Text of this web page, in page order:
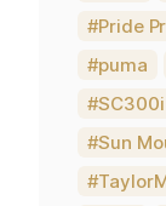
Pride
puma
SC300i
Sun